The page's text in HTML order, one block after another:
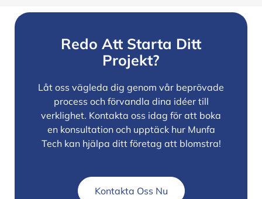
Redo Att Starta Ditt
Projekt?
Låt oss vägleda dig genom vår beprövade
process och förvandla dina idéer till
verklighet. Kontakta oss idag för att boka
en konsultation och upptäck hur Munfa
Tech kan hjälpa ditt företag att blomstra!
Kontakta Oss Nu